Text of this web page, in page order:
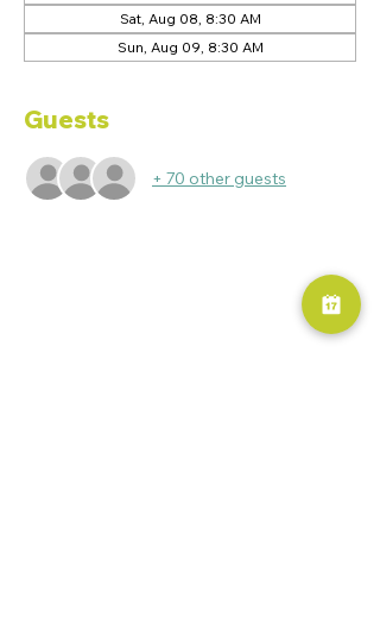
Sat, Aug 08, 8:30 AM
Sun, Aug 09, 8:30 AM
Guests
+ 70 other guests